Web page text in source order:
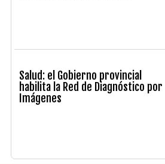
Salud: el Gobierno provincial
habilita la Red de Diagnóstico por
Imágenes